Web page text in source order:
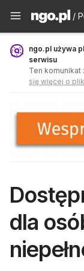
/
ngo.pl używa
serwisu
Ten
się więcej o
dla